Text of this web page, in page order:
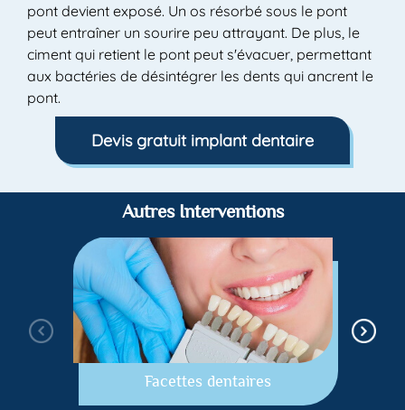
pont devient exposé. Un os résorbé sous le pont
peut entraîner un sourire peu attrayant. De plus, le
ciment qui retient le pont peut s'évacuer, permettant
aux bactéries de désintégrer les dents qui ancrent le
pont.
Devis gratuit implant dentaire
Autres Interventions
Facettes dentaires